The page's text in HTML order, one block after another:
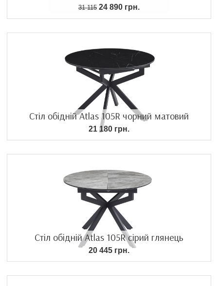
31 115 24 890 грн.
Стіл обідній Atlas 105R чорний матовий
21 180 грн.
Стіл обідній Atlas 105R сірий глянець
20 445 грн.